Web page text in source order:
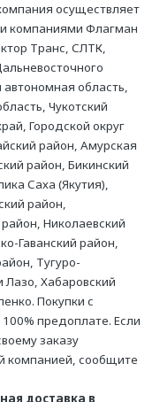
осуществляет
компаниями Флагман
Транс, СЛТК,
область,
Чукотский
Городской округ
район, Амурская
район, Бикинский
Саха (Якутия),
район,
Николаевский
Гаванский район,
Тугуро-
Хабаровский
Покупки с
предоплате. Если
заказу
компанией, сообщите